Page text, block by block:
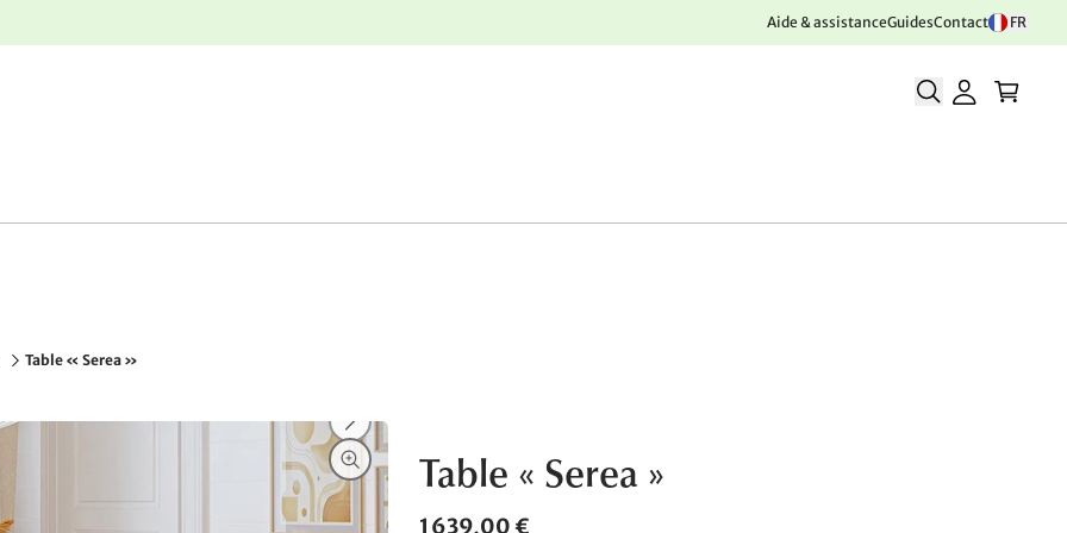
Aide & assistanceGuidesContact FR
Table « Serea »
Table « Serea »
1 639,00 €